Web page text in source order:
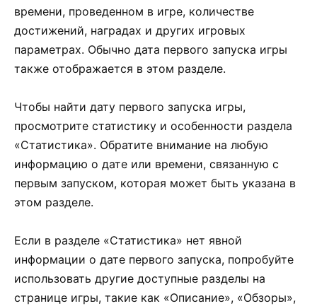
времени, проведенном в игре, количестве
достижений, наградах и других игровых
параметрах. Обычно дата первого запуска игры
также отображается в этом разделе.
Чтобы найти дату первого запуска игры,
просмотрите статистику и особенности раздела
«Статистика». Обратите внимание на любую
информацию о дате или времени, связанную с
первым запуском, которая может быть указана в
этом разделе.
Если в разделе «Статистика» нет явной
информации о дате первого запуска, попробуйте
использовать другие доступные разделы на
странице игры, такие как «Описание», «Обзоры»,